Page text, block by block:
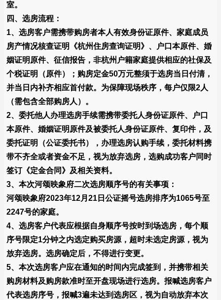
室。
四、选房流程：
1、选房客户需携带购房者本人有效身份证原件、家庭成员
房产情况核查证明《杭州住房查询证明》、户口本原件、婚
姻证明原件、征信报告，非杭州户籍家庭提供相应的社保及
个税证明（原件）；购房定金50万元整须于选房当日付清，
并当日内补齐相应首付款。为保障现场秩序，每户仅限2人
（需包含全部购房人）。
2、委托他人办理选房手续需携带委托人身份证原件、户口
本原件、婚姻证明原件及被委托人身份证原件、复印件，及
委托证明（公证委托书），办理选房认购手续，委托材料携
带不齐全或者资金不足，视为放弃选房，选购成功客户同时
签订《定金合同》及相关资料。
3、本次河颂映象府二次选房顺序号的有关事项：
河颂映象府2023年12月21日公证摇号选房排序为1065号至
2247号的家庭。
4、选房客户代表应根据自身顺序号按时到场选房，每个顺
序号限定1分钟之内选定购买房源，超时未选定房源，视为
放弃选房。选房确定后，不得进行变更。
5、本次选房客户应在通知的时间内完成签到，并携带相关
购房材料及购房款准时至开盘现场进行选房。报喊选房客户
代表选房序号，报喊3遍未达到选房区，视为自动放弃本次